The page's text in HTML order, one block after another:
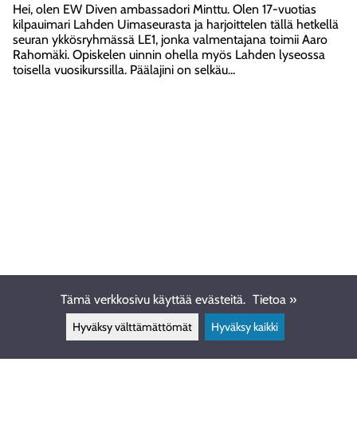
Hei, olen EW Diven ambassadori Minttu. Olen 17-vuotias
kilpauimari Lahden Uimaseurasta ja harjoittelen tällä hetkellä
seuran ykkösryhmässä LE1, jonka valmentajana toimii Aaro
Rahomäki. Opiskelen uinnin ohella myös Lahden lyseossa
toisella vuosikurssilla. Päälajini on selkäu...
Tämä verkkosivu käyttää evästeitä. Tietoa »
Hyväksy välttämättömät Hyväksy kaikki